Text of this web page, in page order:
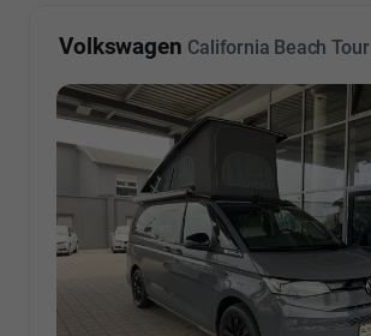
Volkswagen California Beach Tour